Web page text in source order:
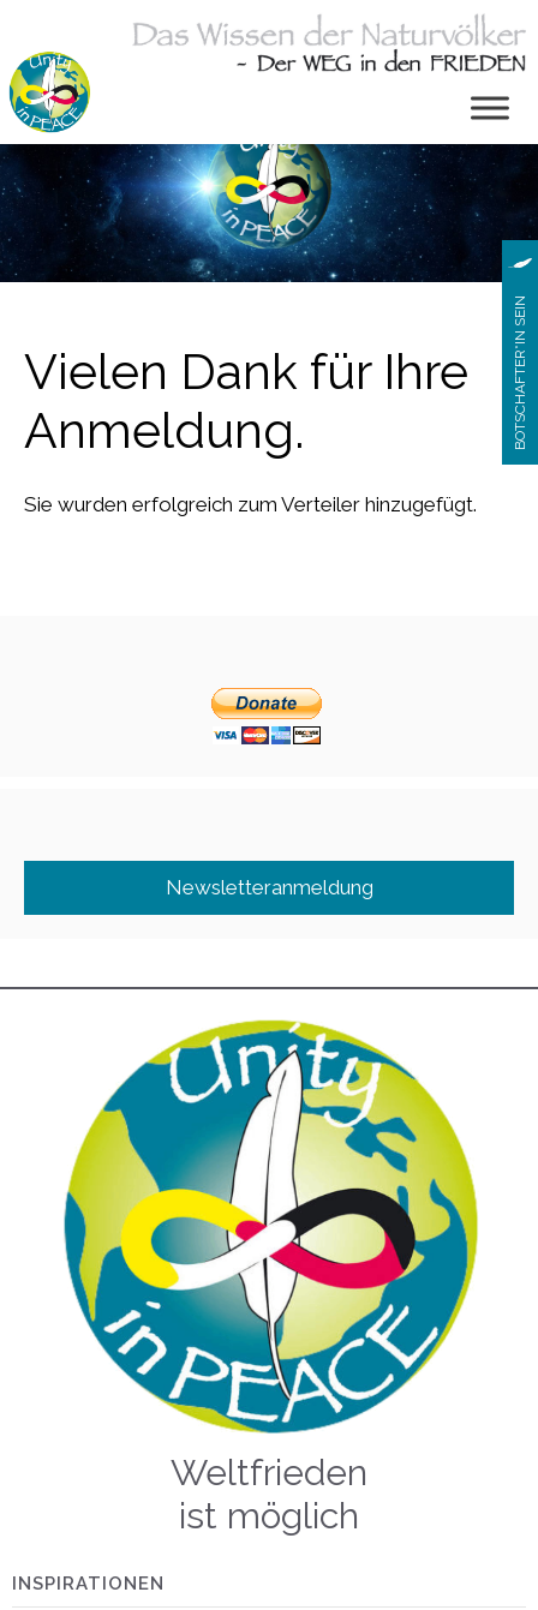
springen
Vielen Dank für Ihre
Anmeldung.
Sie wurden erfolgreich zum Verteiler hinzugefügt.
Newsletteranmeldung
BOTSCHAFTER*IN SEIN
Weltfrieden
ist möglich
INSPIRATIONEN